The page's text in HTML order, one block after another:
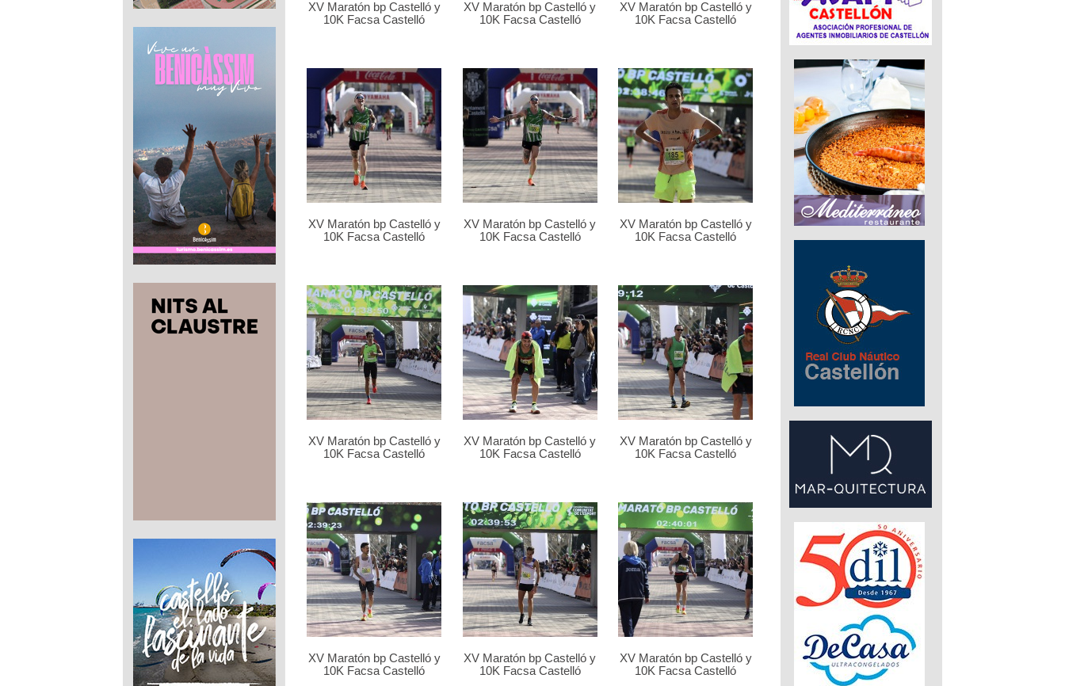
XV Maratón bp Castelló y
10K Facsa Castelló
XV Maratón bp Castelló y
10K Facsa Castelló
XV Maratón bp Castelló y
10K Facsa Castelló
XV Maratón bp Castelló y
10K Facsa Castelló
XV Maratón bp Castelló y
10K Facsa Castelló
XV Maratón bp Castelló y
10K Facsa Castelló
XV Maratón bp Castelló y
10K Facsa Castelló
XV Maratón bp Castelló y
10K Facsa Castelló
XV Maratón bp Castelló y
10K Facsa Castelló
XV Maratón bp Castelló y
10K Facsa Castelló
XV Maratón bp Castelló y
10K Facsa Castelló
XV Maratón bp Castelló y
10K Facsa Castelló